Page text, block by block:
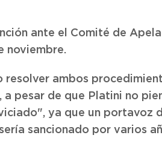
ante el Comité de
noviembre.
ambos
pesar de que Platini no
ya que un portavoz
sancionado por varios